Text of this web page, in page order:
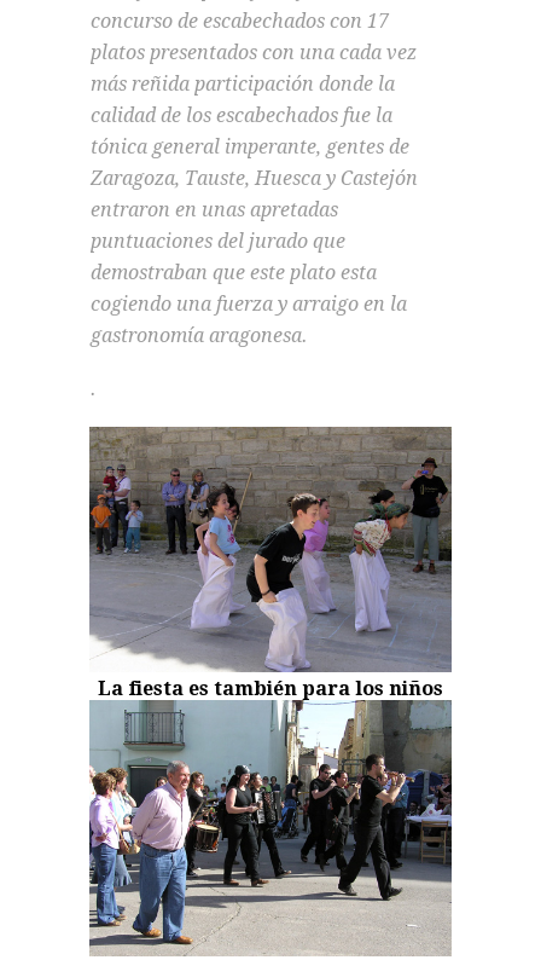
concurso de escabechados con 17
platos presentados con una cada vez
más reñida participación donde la
calidad de los escabechados fue la
tónica general imperante, gentes de
Zaragoza, Tauste, Huesca y Castejón
entraron en unas apretadas
puntuaciones del jurado que
demostraban que este plato esta
cogiendo una fuerza y arraigo en la
gastronomía aragonesa.
.
La fiesta es también para los niños